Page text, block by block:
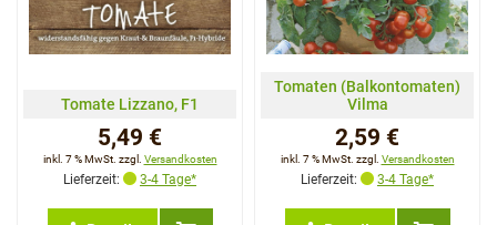
Tomate Lizzano, F1
5,49 €
inkl. 7 % MwSt. zzgl. Versandkosten
Lieferzeit: 3-4 Tage*
Tomaten (Balkontomaten)
Vilma
2,59 €
inkl. 7 % MwSt. zzgl. Versandkosten
Lieferzeit: 3-4 Tage*